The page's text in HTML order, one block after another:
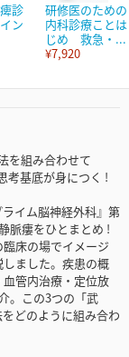
診
ン
研修医のための
内科診療ことは
じめ 救急・...
¥7,920
を組み合わせて
基底が身につく !
イム脳神経外科』第
脈瘻をひとまとめ !
床の場でイメージ
ました。疾患の概
管内治療・定位放
。この3つの「武
どのように組み合わ